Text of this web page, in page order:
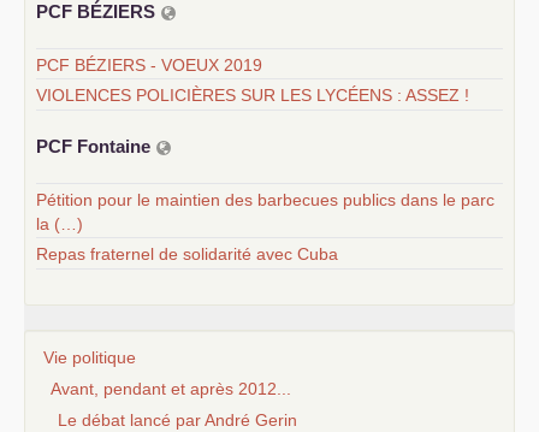
PCF BÉZIERS
PCF BÉZIERS - VOEUX 2019
VIOLENCES POLICIÈRES SUR LES LYCÉENS : ASSEZ !
PCF Fontaine
Pétition pour le maintien des barbecues publics dans le parc
la (…)
Repas fraternel de solidarité avec Cuba
Vie politique
Avant, pendant et après 2012...
Le débat lancé par André Gerin